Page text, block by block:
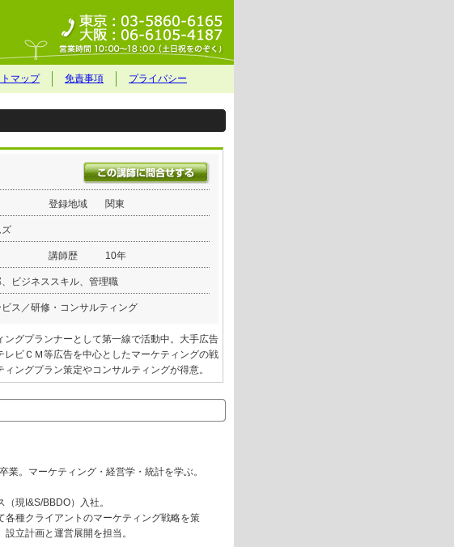
マップ 免責事項 プライバシー
登録地域 関東
講師歴 10年
ビジネススキル、管理職
ス／研修・コンサルティング
グプランナーとして第一線で活動中。大手広告
ビＣＭ等広告を中心としたマーケティングの戦
ングプラン策定やコンサルティングが得意。
。マーケティング・経営学・統計を学ぶ。
現I&S/BBDO）入社。
種クライアントのマーケティング戦略を策
立計画と運営展開を担当。